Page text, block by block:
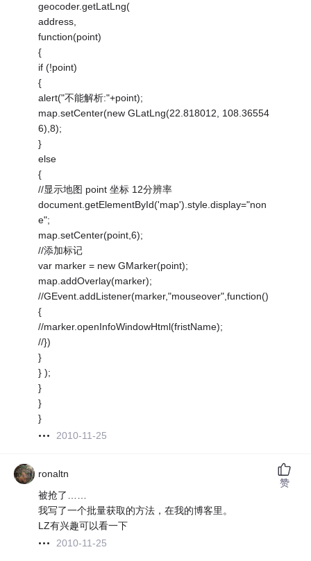
geocoder.getLatLng(
address,
function(point)
{
if (!point)
{
alert("不能解析:"+point);
map.setCenter(new GLatLng(22.818012, 108.36554
6),8);
}
else
{
//显示地图 point 坐标 12分辨率
document.getElementById('map').style.display="non
e";
map.setCenter(point,6);
//添加标记
var marker = new GMarker(point);
map.addOverlay(marker);
//GEvent.addListener(marker,"mouseover",function()
{
//marker.openInfoWindowHtml(fristName);
//})
}
} );
}
}
}
2010-11-25
ronaltn
被抢了……
我写了一个批量获取的方法，在我的博客里。
LZ有兴趣可以看一下
2010-11-25
赞